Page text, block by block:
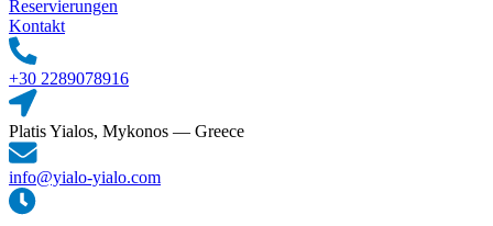
Reservierungen
Kontakt
+30 2289078916
Platis Yialos, Mykonos — Greece
info@yialo-yialo.com